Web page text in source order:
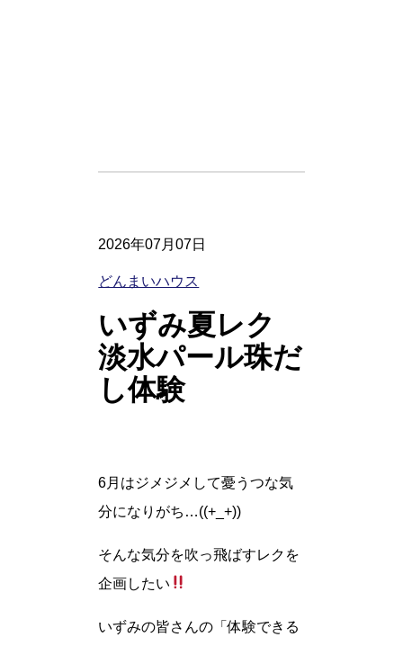
2026年07月07日
どんまいハウス
いずみ夏レク
淡水パール珠だ
し体験
6月はジメジメして憂うつな気
分になりがち…((+_+))
そんな気分を吹っ飛ばすレクを
企画したい
いずみの皆さんの「体験できる